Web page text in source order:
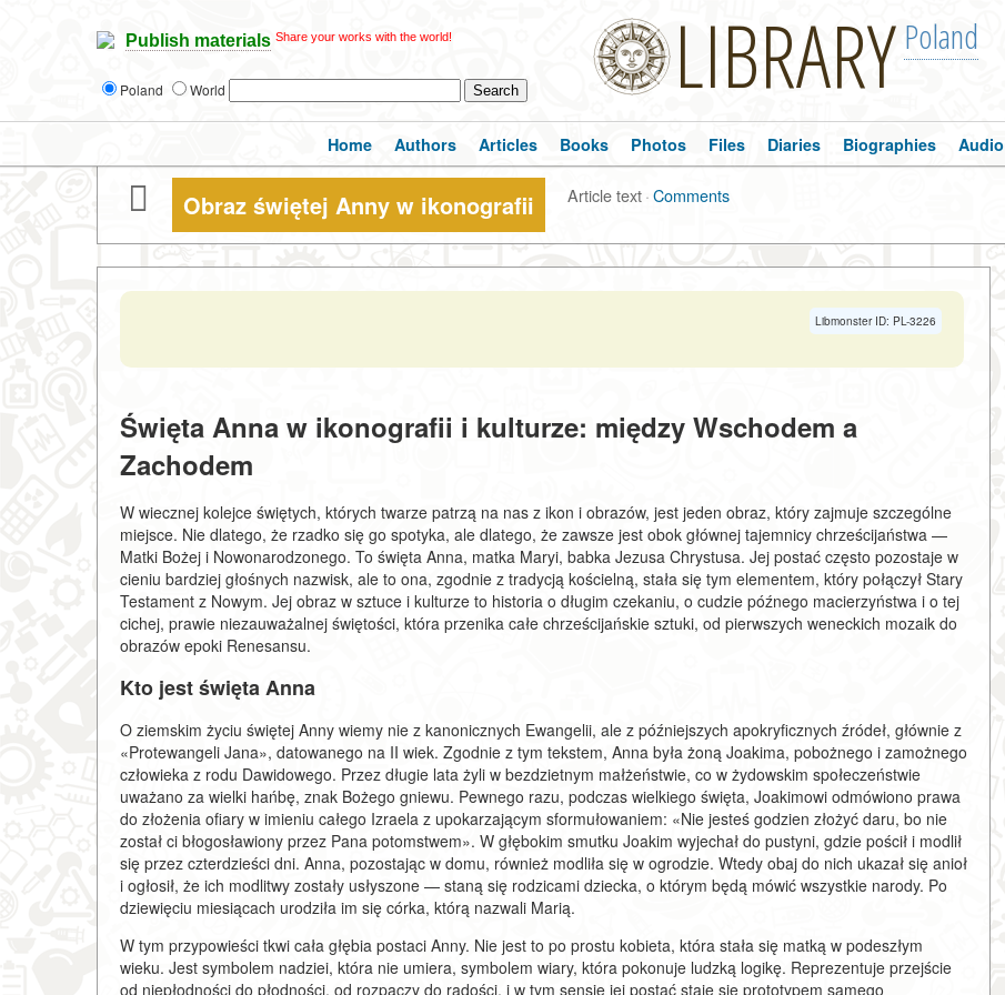
Publish materials Share your works with the world!
Poland World LIBRARY Poland
Home Authors Articles Books Photos Files Diaries Biographies Audio
Obraz świętej Anny w ikonografii Article text·Comments
Libmonster ID: PL-3226
Święta Anna w ikonografii i kulturze: między Wschodem a
Zachodem
W wiecznej kolejce świętych, których twarze patrzą na nas z ikon i obrazów, jest jeden obraz, który zajmuje szczególne
miejsce. Nie dlatego, że rzadko się go spotyka, ale dlatego, że zawsze jest obok głównej tajemnicy chrześcijaństwa —
Matki Bożej i Nowonarodzonego. To święta Anna, matka Maryi, babka Jezusa Chrystusa. Jej postać często pozostaje w
cieniu bardziej głośnych nazwisk, ale to ona, zgodnie z tradycją kościelną, stała się tym elementem, który połączył Stary
Testament z Nowym. Jej obraz w sztuce i kulturze to historia o długim czekaniu, o cudzie późnego macierzyństwa i o tej
cichej, prawie niezauważalnej świętości, która przenika całe chrześcijańskie sztuki, od pierwszych weneckich mozaik do
obrazów epoki Renesansu.
Kto jest święta Anna
O ziemskim życiu świętej Anny wiemy nie z kanonicznych Ewangelii, ale z późniejszych apokryficznych źródeł, głównie z
«Protewangeli Jana», datowanego na II wiek. Zgodnie z tym tekstem, Anna była żoną Joakima, pobożnego i zamożnego
człowieka z rodu Dawidowego. Przez długie lata żyli w bezdzietnym małżeństwie, co w żydowskim społeczeństwie
uważano za wielki hańbę, znak Bożego gniewu. Pewnego razu, podczas wielkiego święta, Joakimowi odmówiono prawa
do złożenia ofiary w imieniu całego Izraela z upokarzającym sformułowaniem: «Nie jesteś godzien złożyć daru, bo nie
został ci błogosławiony przez Pana potomstwem». W głębokim smutku Joakim wyjechał do pustyni, gdzie pościł i modlił
się przez czterdzieści dni. Anna, pozostając w domu, również modliła się w ogrodzie. Wtedy obaj do nich ukazał się anioł
i ogłosił, że ich modlitwy zostały usłyszone — staną się rodzicami dziecka, o którym będą mówić wszystkie narody. Po
dziewięciu miesiącach urodziła im się córka, którą nazwali Marią.
W tym przypowieści tkwi cała głębia postaci Anny. Nie jest to po prostu kobieta, która stała się matką w podeszłym
wieku. Jest symbolem nadziei, która nie umiera, symbolem wiary, która pokonuje ludzką logikę. Reprezentuje przejście
od niepłodności do płodności, od rozpaczy do radości, i w tym sensie jej postać staje się prototypem samego